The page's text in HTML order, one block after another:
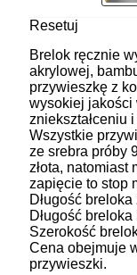
Resetuj
Brelok ręcznie
akrylowej,
przywieszkę z
wysokiej jakości
zniekształceniu
Wszystkie
ze srebra próby
złota, natomiast
zapięcie to stop
Długość
Długość
Szerokość
Cena obejmuje
przywieszki.